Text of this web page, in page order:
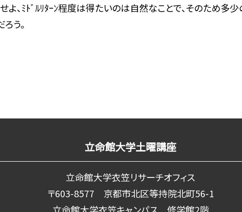
よ、ﾐﾄﾞﾙﾘﾀｰﾝ程度は得たいのは自然なことで、そのため多
う。
立命館大学土曜講座
立命館大学衣笠リサーチオフィス
〒603-8577 京都市北区等持院北町56-1